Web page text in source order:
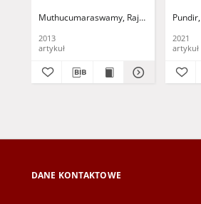
diffusion in the presence
Muthucumaraswamy, Rajamanickam
2013
artykuł
field
2021
artykuł
DANE KONTAKTOWE